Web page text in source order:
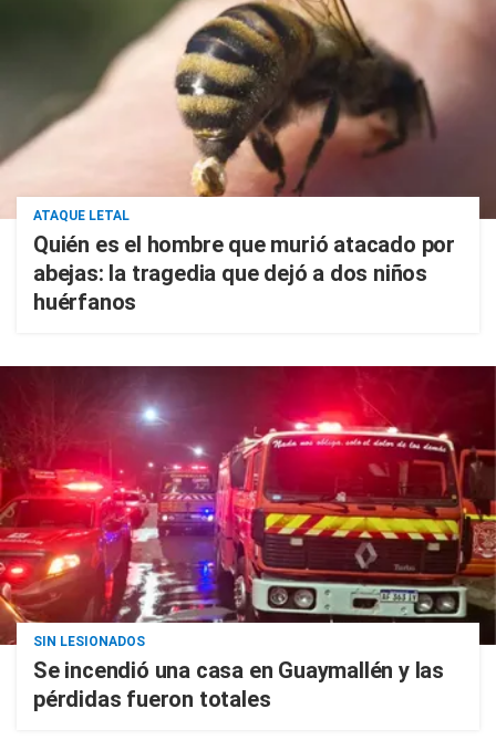
ATAQUE LETAL
Quién es el hombre que murió atacado por
abejas: la tragedia que dejó a dos niños
huérfanos
SIN LESIONADOS
Se incendió una casa en Guaymallén y las
pérdidas fueron totales